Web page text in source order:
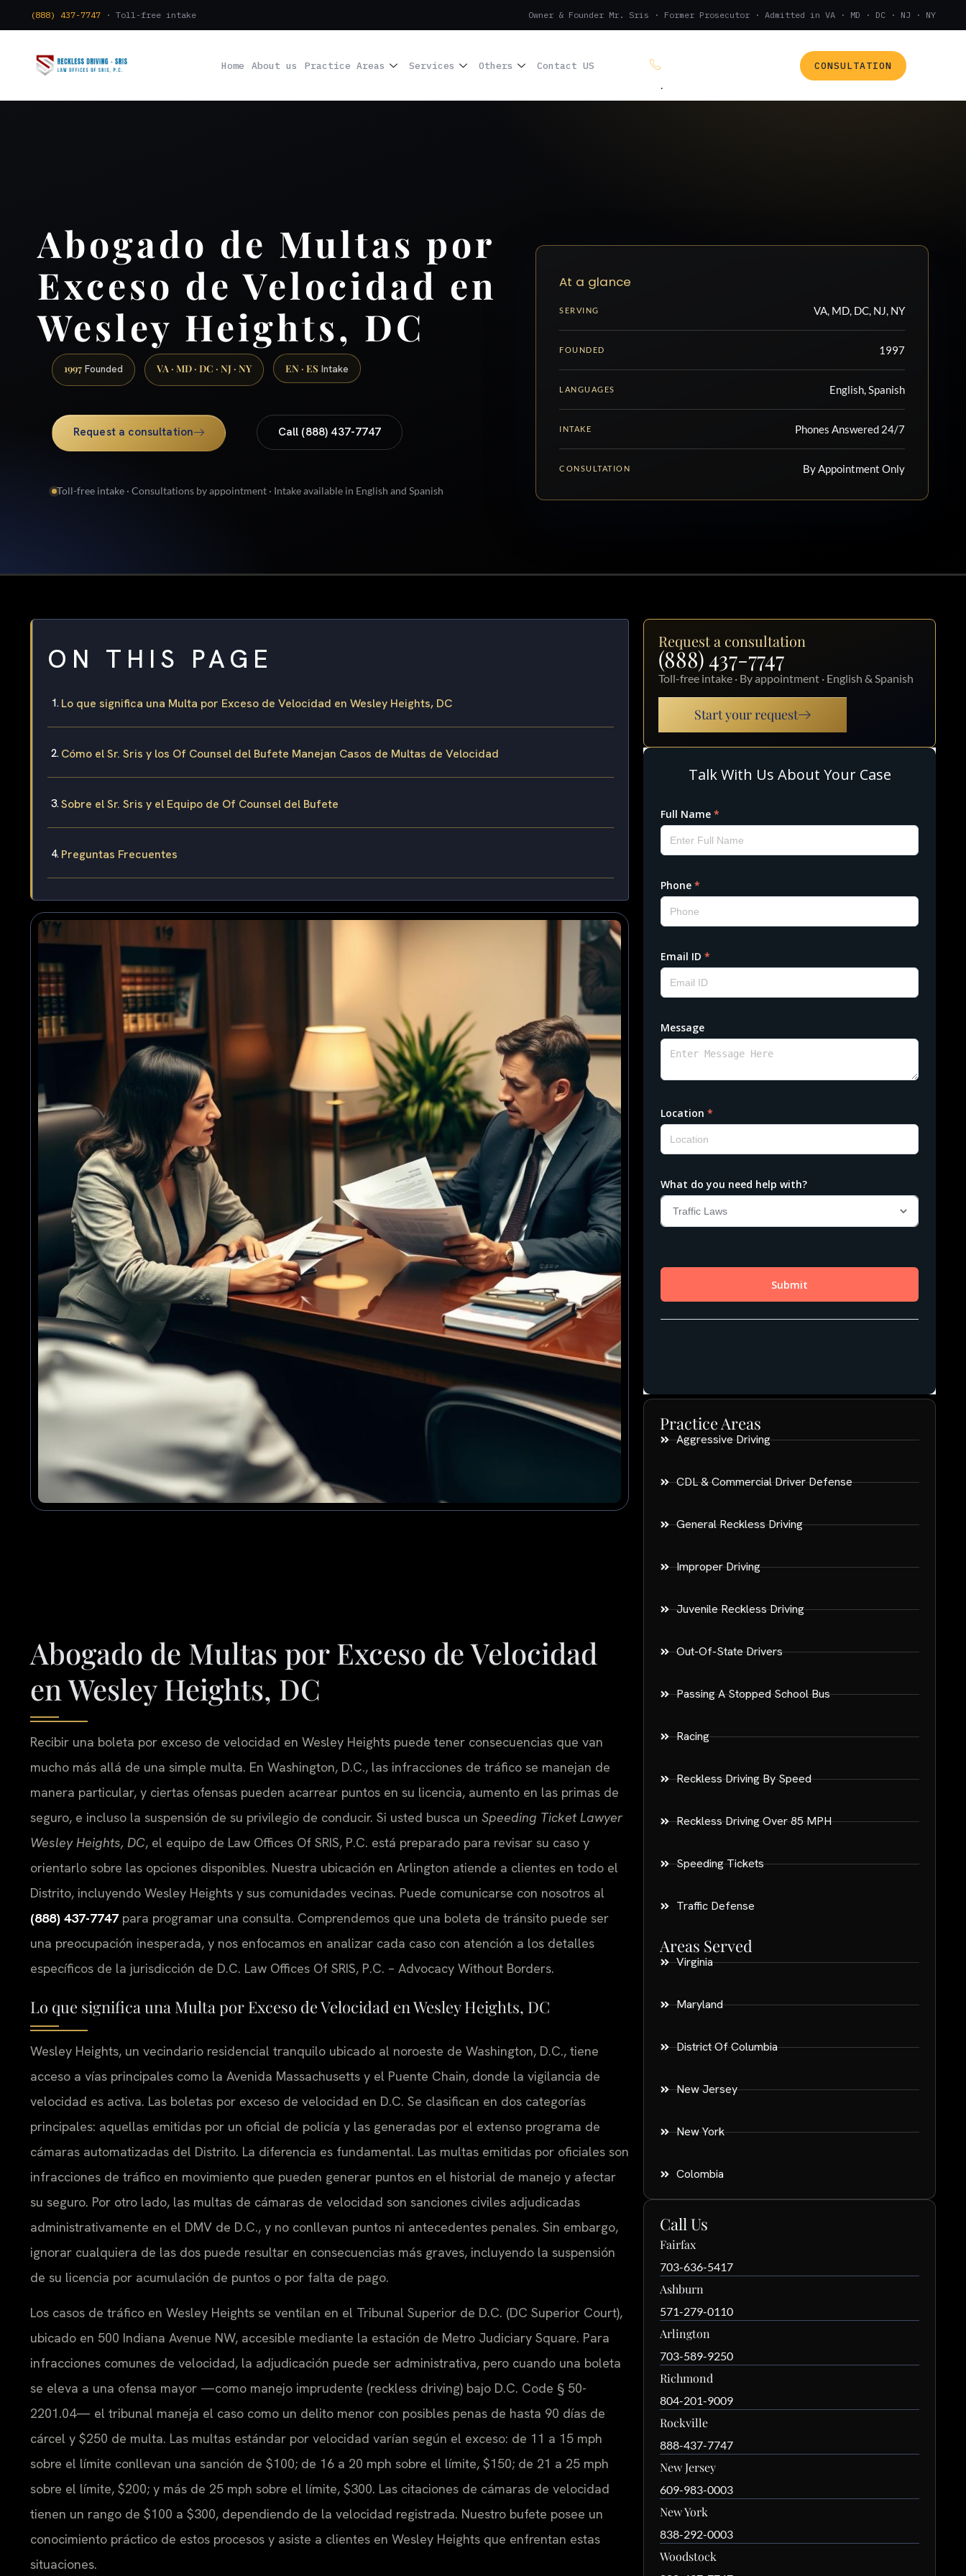
(888) 437-7747 · Toll-free intake Owner & Founder Mr. Sris · Former Prosecutor · Admitted in VA · MD · DC · NJ · NY
Home About us Practice Areas Services Others Contact US (888) 437-7747
.
CONSULTATION
Abogado de Multas por
Exceso de Velocidad en
Wesley Heights, DC
1997 Founded VA · MD · DC · NJ · NY EN · ES Intake
Request a consultation Call (888) 437-7747
Toll-free intake · Consultations by appointment · Intake available in English and Spanish
At a glance
SERVING VA, MD, DC, NJ, NY
FOUNDED 1997
LANGUAGES English, Spanish
INTAKE Phones Answered 24/7
CONSULTATION By Appointment Only
ON THIS PAGE
Lo que significa una Multa por Exceso de Velocidad en Wesley Heights, DC
Cómo el Sr. Sris y los Of Counsel del Bufete Manejan Casos de Multas de Velocidad
Sobre el Sr. Sris y el Equipo de Of Counsel del Bufete
Preguntas Frecuentes
Abogado de Multas por Exceso de Velocidad
en Wesley Heights, DC
Recibir una boleta por exceso de velocidad en Wesley Heights puede tener consecuencias que van
mucho más allá de una simple multa. En Washington, D.C., las infracciones de tráfico se manejan de
manera particular, y ciertas ofensas pueden acarrear puntos en su licencia, aumento en las primas de
seguro, e incluso la suspensión de su privilegio de conducir. Si usted busca un Speeding Ticket Lawyer
Wesley Heights, DC, el equipo de Law Offices Of SRIS, P.C. está preparado para revisar su caso y
orientarlo sobre las opciones disponibles. Nuestra ubicación en Arlington atiende a clientes en todo el
Distrito, incluyendo Wesley Heights y sus comunidades vecinas. Puede comunicarse con nosotros al
(888) 437-7747 para programar una consulta. Comprendemos que una boleta de tránsito puede ser
una preocupación inesperada, y nos enfocamos en analizar cada caso con atención a los detalles
específicos de la jurisdicción de D.C. Law Offices Of SRIS, P.C. – Advocacy Without Borders.
Lo que significa una Multa por Exceso de Velocidad en Wesley Heights, DC
Wesley Heights, un vecindario residencial tranquilo ubicado al noroeste de Washington, D.C., tiene
acceso a vías principales como la Avenida Massachusetts y el Puente Chain, donde la vigilancia de
velocidad es activa. Las boletas por exceso de velocidad en D.C. Se clasifican en dos categorías
principales: aquellas emitidas por un oficial de policía y las generadas por el extenso programa de
cámaras automatizadas del Distrito. La diferencia es fundamental. Las multas emitidas por oficiales son
infracciones de tráfico en movimiento que pueden generar puntos en el historial de manejo y afectar
su seguro. Por otro lado, las multas de cámaras de velocidad son sanciones civiles adjudicadas
administrativamente en el DMV de D.C., y no conllevan puntos ni antecedentes penales. Sin embargo,
ignorar cualquiera de las dos puede resultar en consecuencias más graves, incluyendo la suspensión
de su licencia por acumulación de puntos o por falta de pago.
Los casos de tráfico en Wesley Heights se ventilan en el Tribunal Superior de D.C. (DC Superior Court),
ubicado en 500 Indiana Avenue NW, accesible mediante la estación de Metro Judiciary Square. Para
infracciones comunes de velocidad, la adjudicación puede ser administrativa, pero cuando una boleta
se eleva a una ofensa mayor —como manejo imprudente (reckless driving) bajo D.C. Code § 50-
2201.04— el tribunal maneja el caso como un delito menor con posibles penas de hasta 90 días de
cárcel y $250 de multa. Las multas estándar por velocidad varían según el exceso: de 11 a 15 mph
sobre el límite conllevan una sanción de $100; de 16 a 20 mph sobre el límite, $150; de 21 a 25 mph
sobre el límite, $200; y más de 25 mph sobre el límite, $300. Las citaciones de cámaras de velocidad
tienen un rango de $100 a $300, dependiendo de la velocidad registrada. Nuestro bufete posee un
conocimiento práctico de estos procesos y asiste a clientes en Wesley Heights que enfrentan estas
situaciones.
Request a consultation
(888) 437-7747
Toll-free intake · By appointment · English & Spanish
Start your request
Practice Areas
Aggressive Driving
CDL & Commercial Driver Defense
General Reckless Driving
Improper Driving
Juvenile Reckless Driving
Out-Of-State Drivers
Passing A Stopped School Bus
Racing
Reckless Driving By Speed
Reckless Driving Over 85 MPH
Speeding Tickets
Traffic Defense
Areas Served
Virginia
Maryland
District Of Columbia
New Jersey
New York
Colombia
Call Us
Fairfax
703-636-5417
Ashburn
571-279-0110
Arlington
703-589-9250
Richmond
804-201-9009
Rockville
888-437-7747
New Jersey
609-983-0003
New York
838-292-0003
Woodstock